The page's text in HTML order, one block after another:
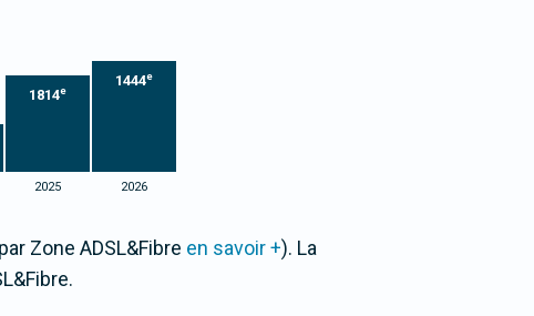
1814e
1444e
2025 2026
Zone ADSL&Fibre en savoir +). La